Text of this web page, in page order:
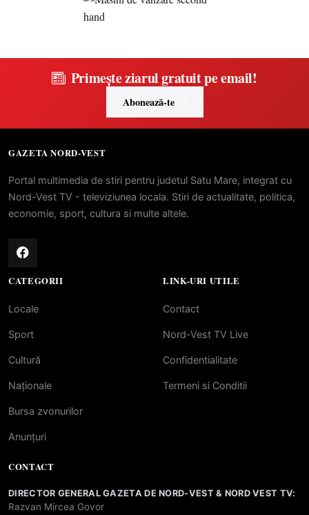
Primește ziarul gratuit pe email!
Abonează-te
GAZETA NORD-VEST
Portal multimedia de stiri pentru judetul Satu Mare, integrat cu
Nord-Vest TV - televiziunea locala. Stiri de actualitate, politica,
economie, sport, cultura si multe altele.
CATEGORII
Locale
Sport
Cultură
Naționale
Bursa zvonurilor
Anunțuri
LINK-URI UTILE
Contact
Nord-Vest TV Live
Confidentialitate
Termeni si Conditii
CONTACT
DIRECTOR GENERAL GAZETA DE NORD-VEST & NORD VEST TV:
Razvan Mircea Govor